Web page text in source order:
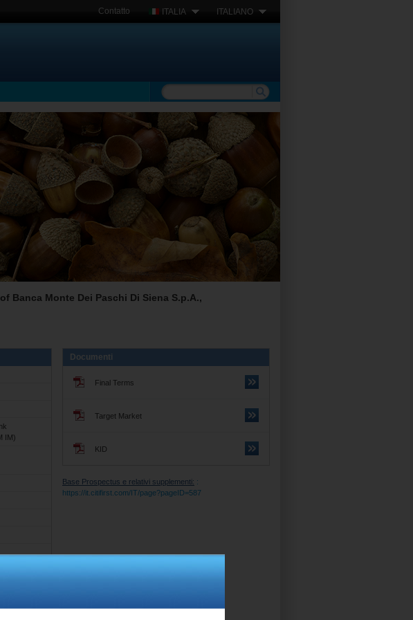
Contatto ITALIA ITALIANO
Banca Monte Dei Paschi Di Siena S.p.A.,
IM)
Documenti
Final Terms
Target Market
KID
Base Prospectus e relativi supplementi: :
https://it.citifirst.com/IT/page?pageID=587
EUR 4.4645